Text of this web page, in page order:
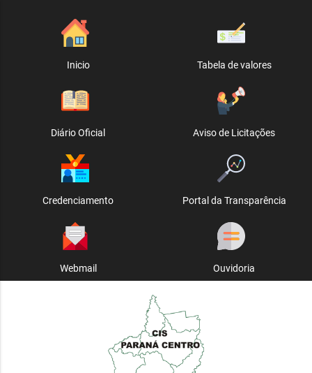
Inicio Tabela de valores
Diário Oficial Aviso de Licitações
Credenciamento Portal da Transparência
Webmail Ouvidoria